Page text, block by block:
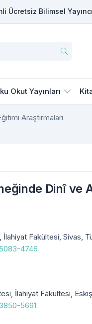
Ücretsiz Bilimsel
Okut Yayınları
Araştırmaları
Dinî ve
Fakültesi, Sivas,
4746
İlahiyat Fakültesi,
5691